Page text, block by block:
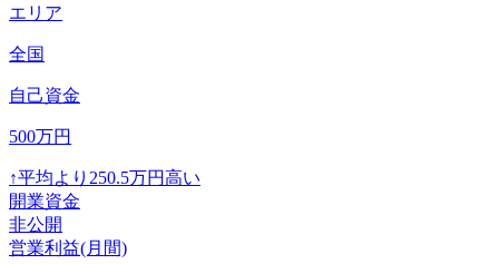
エリア
全国
自己資金
500万円
↑平均より 250.5万円高い
開業資金
非公開
営業利益(月間)